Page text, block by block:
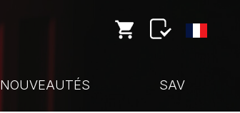
NOUVEAUTÉS SAV